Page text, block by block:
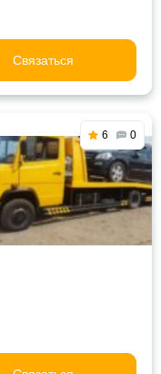
Связаться
6 0